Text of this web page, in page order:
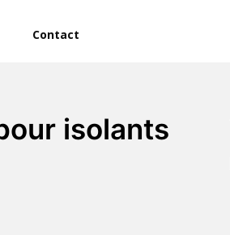
Contact
isolants